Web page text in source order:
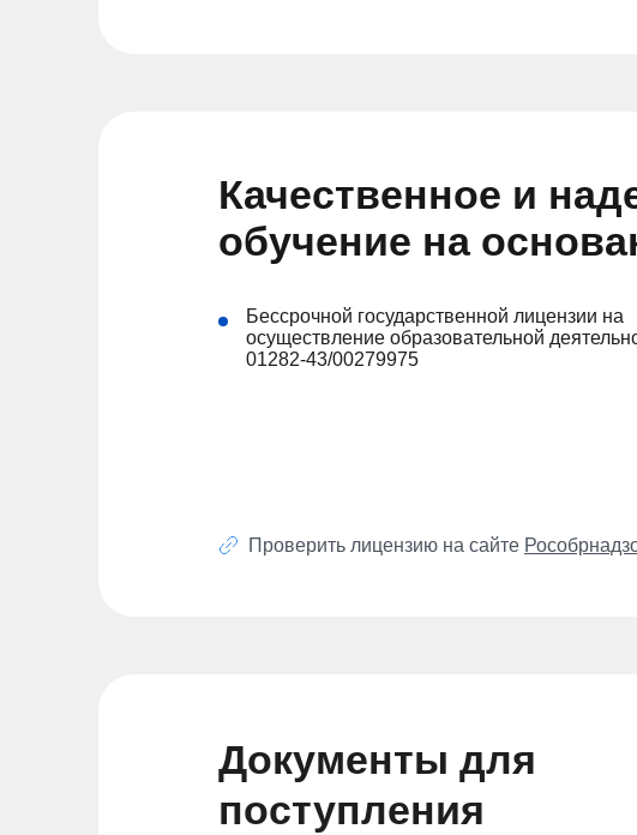
Качественное и
обучение на
Бессрочной государственной лицензии на
осуществление образовательной
01282-43/00279975
Проверить лицензию на сайте
Документы для
поступления